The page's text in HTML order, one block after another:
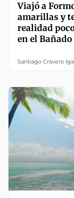
Viajó a
amarillas y
realidad
en el
Santiago Cravero